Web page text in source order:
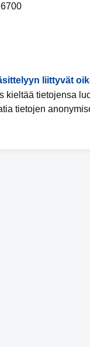
liittyvät
kieltää tietojensa
tietojen